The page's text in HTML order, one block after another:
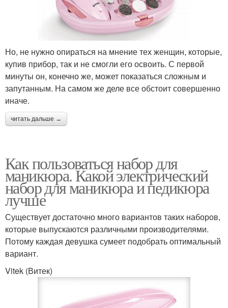
Но, не нужно опираться на мнение тех женщин, которые,
купив прибор, так и не смогли его освоить. С первой
минуты он, конечно же, может показаться сложным и
запутанным. На самом же деле все обстоит совершенно
иначе.
читать дальше →
Как пользоваться набор для
маникюра. Какой электрический
набор для маникюра и педикюра
лучше
Существует достаточно много вариантов таких наборов,
которые выпускаются различными производителями.
Потому каждая девушка сумеет подобрать оптимальный
вариант.
Vitek (Витек)